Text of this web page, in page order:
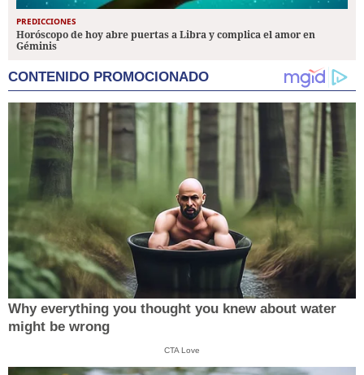
PREDICCIONES
Horóscopo de hoy abre puertas a Libra y complica el amor en
Géminis
CONTENIDO PROMOCIONADO
Why everything you thought you knew about water
might be wrong
CTA Love